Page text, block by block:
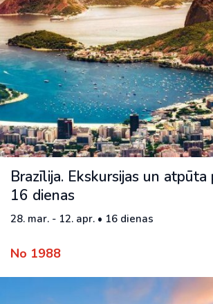
Brazīlija. Ekskursijas un atpūta
16 dienas
28. mar. - 12. apr. • 16 dienas
No 1988